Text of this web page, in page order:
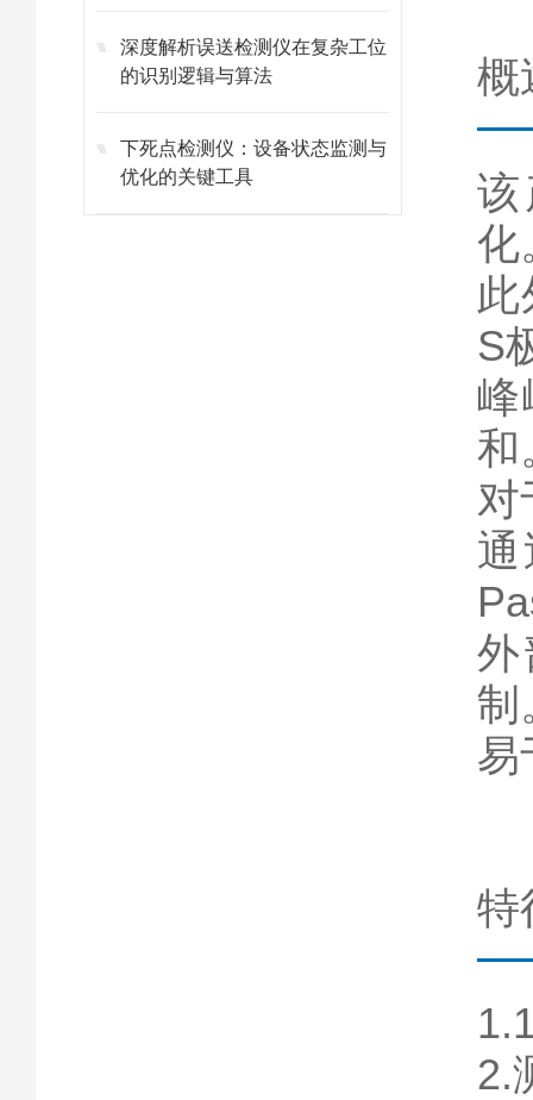
深度解析误送检测仪在复杂工位
的识别逻辑与算法
下死点检测仪：设备状态监测与
优化的关键工具
概
化
S
峰
和
对
制
易
特
2.